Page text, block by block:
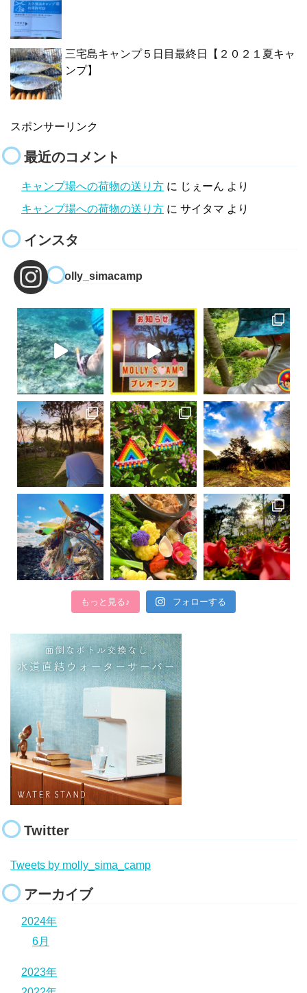
三宅島キャンプ５日目最終日【２０２１夏キャ
ンプ】
スポンサーリンク
最近のコメント
キャンプ場への荷物の送り方 に じぇーん より
キャンプ場への荷物の送り方 に サイタマ より
インスタ
molly_simacamp
もっと見る♪ フォローする
Twitter
Tweets by molly_sima_camp
アーカイブ
2024年
6月
2023年